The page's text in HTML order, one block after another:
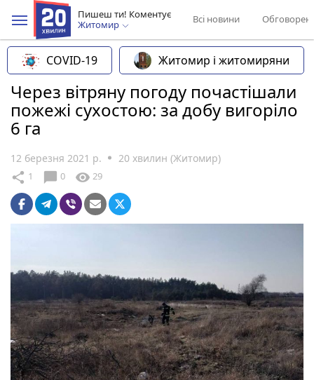
Пишеш ти! Коментує
Житомир
Всі новини
COVID-19 Житомир і житомиряни
Через вітряну погоду почастішали
пожежі сухостою: за добу вигоріло
6 га
12 березня 2021 р. 20 хвилин (Житомир)
share 1 chat_bubble 0 visibility 29